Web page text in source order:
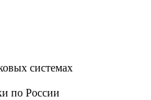
системах
по России